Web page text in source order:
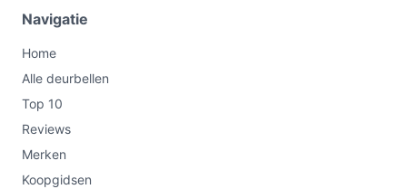
Navigatie
Home
Alle deurbellen
Top 10
Reviews
Merken
Koopgidsen